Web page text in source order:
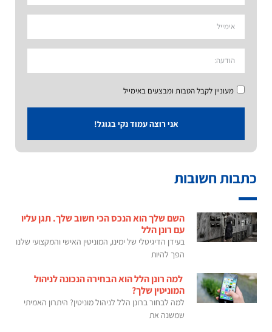
מעוניין לקבל הטבות ומבצעים באימייל
אני רוצה עמוד נקי בגוגל!
כתבות חשובות
השם שלך הוא הנכס הכי חשוב שלך. תגן עליו
עם רונן הלל
בעידן הדיגיטלי של ימינו, המוניטין האישי והמקצועי שלנו
הפך להיות
למה רונן הלל הוא הבחירה הנכונה לניהול
המוניטין שלך?
למה לבחור ברונן הלל לניהול מוניטין? היתרון האמיתי
שמשנה את